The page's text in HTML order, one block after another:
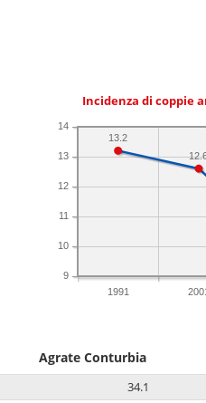
Incidenza di coppie
1991
9
10
11
12
13
14
13.2
Agrate Conturbia
34.1